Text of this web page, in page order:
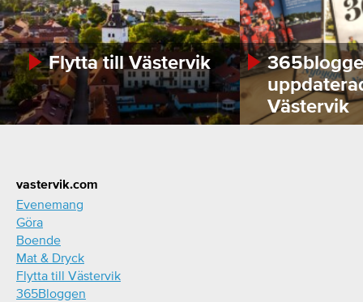
Flytta till Västervik
Västervik
Footer
vastervik.com
Evenemang
Göra
Boende
Mat & Dryck
Flytta till Västervik
365Bloggen